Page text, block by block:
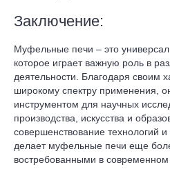
Заключение:
Муфельные печи – это
которое играет важную роль в
деятельности. Благодаря своим
широкому спектру применения,
инструментом для научных
производства, искусства и
совершенствование технологий
делает муфельные печи еще
востребованными в современном